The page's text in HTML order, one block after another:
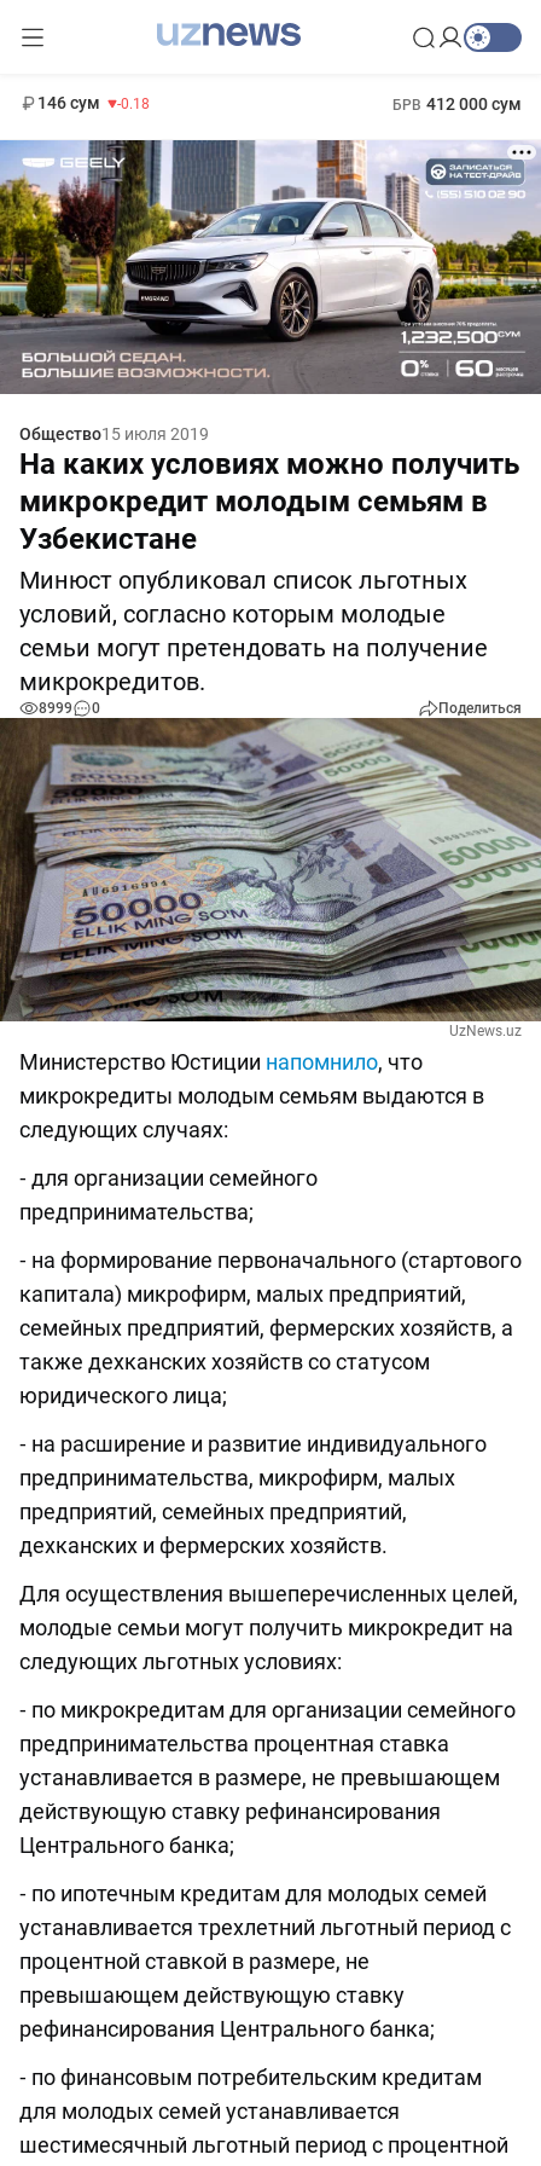
146 сум -0.18 БРВ 412 000 сум
Общество15 июля 2019
На каких условиях можно получить
микрокредит молодым семьям в
Узбекистане
Минюст опубликовал список льготных
условий, согласно которым молодые
семьи могут претендовать на получение
микрокредитов.
8999 0 Поделиться
UzNews.uz
Министерство Юстиции напомнило, что
микрокредиты молодым семьям выдаются в
следующих случаях:
⁃ для организации семейного
предпринимательства;
⁃ на формирование первоначального (стартового
капитала) микрофирм, малых предприятий,
семейных предприятий, фермерских хозяйств, а
также дехканских хозяйств со статусом
юридического лица;
⁃ на расширение и развитие индивидуального
предпринимательства, микрофирм, малых
предприятий, семейных предприятий,
дехканских и фермерских хозяйств.
Для осуществления вышеперечисленных целей,
молодые семьи могут получить микрокредит на
следующих льготных условиях:
⁃ по микрокредитам для организации семейного
предпринимательства процентная ставка
устанавливается в размере, не превышающем
действующую ставку рефинансирования
Центрального банка;
⁃ по ипотечным кредитам для молодых семей
устанавливается трехлетний льготный период с
процентной ставкой в размере, не
превышающем действующую ставку
рефинансирования Центрального банка;
⁃ по финансовым потребительским кредитам
для молодых семей устанавливается
шестимесячный льготный период с процентной